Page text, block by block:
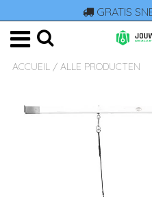
GRATIS
ACCUEIL / ALLE PRODUCTEN